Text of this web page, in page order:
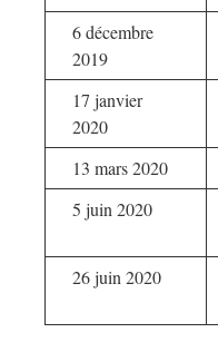
6 décembre
2019
17 janvier
2020
13 mars 2020
5 juin 2020
26 juin 2020